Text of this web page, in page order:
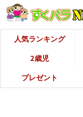
人気ランキング
2歳児
プレゼント